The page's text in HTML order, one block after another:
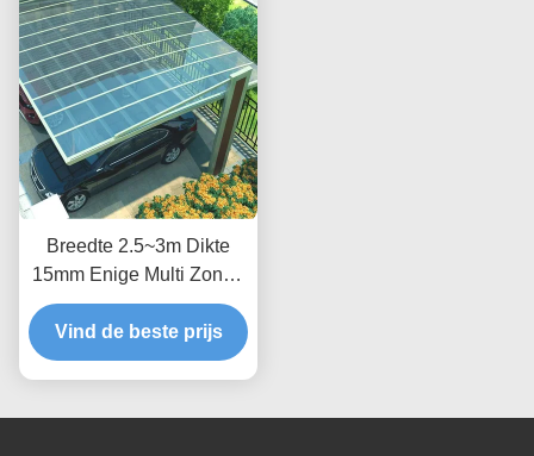
Breedte 2.5~3m Dikte
15mm Enige Multi Zonne
Photovoltaic Carport
Vind de beste prijs